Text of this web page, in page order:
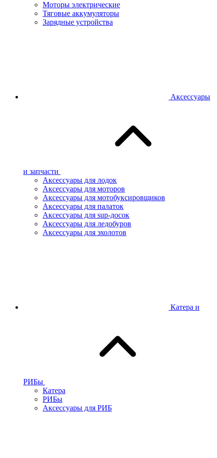
Моторы электрические
Тяговые аккумуляторы
Зарядные устройства
Аксессуары
и запчасти
Аксессуары для лодок
Аксессуары для моторов
Аксессуары для мотобуксировщиков
Аксессуары для палаток
Аксессуары для sup-досок
Аксессуары для ледобуров
Аксессуары для эхолотов
Катера и
РИБы
Катера
РИБы
Аксессуары для РИБ